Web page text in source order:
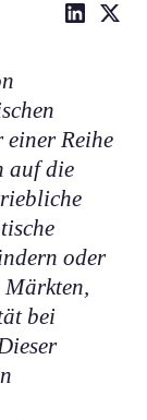
einer Reihe
auf die
oder
Märkten,
bei